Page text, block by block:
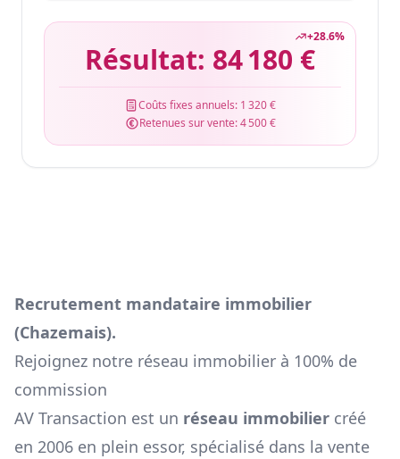
+28.6%
Résultat: 84 180 €
Coûts fixes annuels: 1 320 €
Retenues sur vente:4 500 €
Recrutement mandataire immobilier
(Chazemais).
Rejoignez notre réseau immobilier à 100% de
commission
AV Transaction est un réseau immobilier créé
en 2006 en plein essor, spécialisé dans la vente